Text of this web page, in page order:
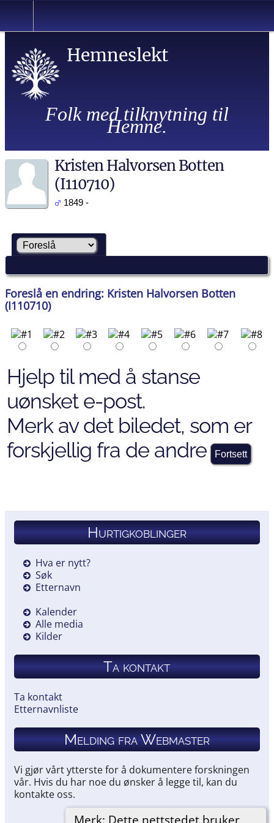
Hemneslekt
Folk med tilknytning til
Hemne.
Merk: Dette nettstedet bruker
Kristen Halvorsen Botten
(I110710)
1849 -
Foreslå en endring: Kristen Halvorsen Botten
(I110710)
Hjelp til med å stanse
uønsket e-post.
Merk av det biledet, som er
forskjellig fra de andre
Hurtigkoblinger
Hva er nytt?
Søk
Etternavn
Kalender
Alle media
Kilder
Ta kontakt
Ta kontakt
Etternavnliste
Melding fra Webmaster
Vi gjør vårt ytterste for å dokumentere forskningen
vår. Hvis du har noe du ønsker å legge til, kan du
kontakte oss.